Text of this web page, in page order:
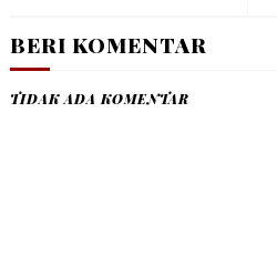
BERI KOMENTAR
TIDAK ADA KOMENTAR